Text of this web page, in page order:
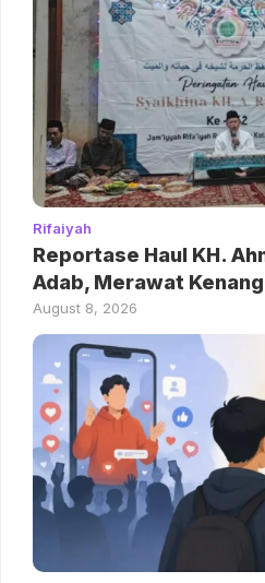
Rifaiyah
Reportase Haul KH.
Adab, Merawat
August 8, 2026